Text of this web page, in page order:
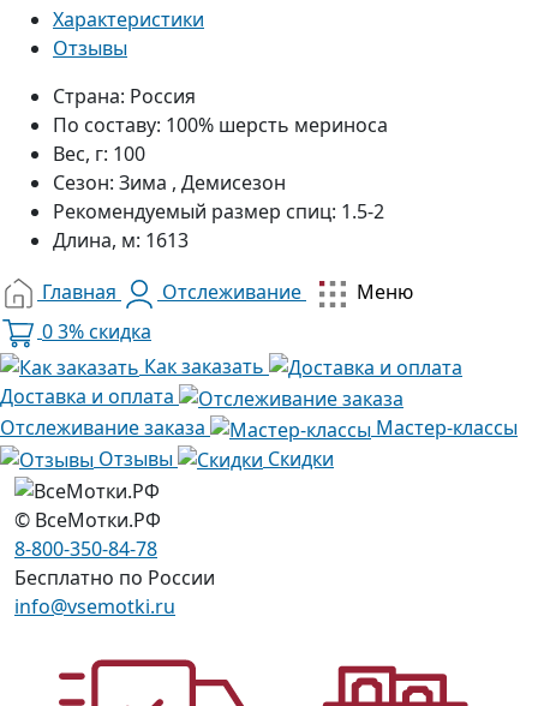
Характеристики
Отзывы
Страна: Россия
По составу: 100% шерсть мериноса
Вес, г: 100
Сезон: Зима , Демисезон
Рекомендуемый размер спиц: 1.5-2
Длина, м: 1613
Главная
Отслеживание
Меню
03% скидка
Как заказать
Доставка и оплата
Отслеживание заказа
Мастер-классы
Отзывы
Скидки
© ВсеМотки.РФ
8-800-350-84-78
Бесплатно по России
info@vsemotki.ru